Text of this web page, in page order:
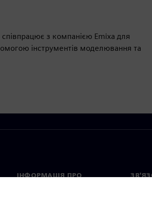
співпрацює з компанією Emixa для
інструментів моделювання та
ІНФОРМАЦІЯ ПРО